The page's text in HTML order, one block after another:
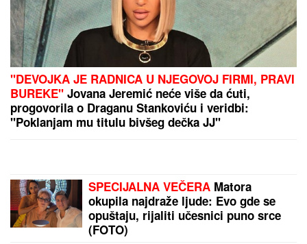
SPECIJALNA VEČERAMatora okupila najdraže
ljude: Evo gde se opuštaju, rijaliti učesnici puno
srce (FOTO)